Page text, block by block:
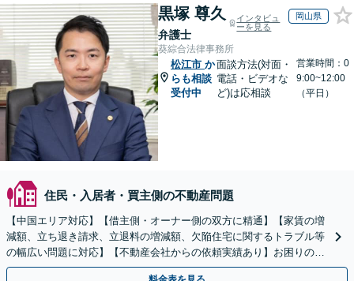
黒塚 尊久
弁護士
インタビュ
ーを見る
岡山県
葵綜合法律事務所
松江市 か
らも相談
受付中
面談方法(対面・
電話・ビデオな
ど)は応相談
営業時間：0
9:00~12:00
（平日）
住民・入居者・買主側の不動産問題
【中国エリア対応】【借主側・オーナー側の双方に精通】【家賃の増
減額、立ち退き請求、立退料の増減額、欠陥住宅に関するトラブル等
の幅広い問題に対応】【不動産会社からの依頼実績あり】お困りの際
はご連絡ください。迅速かつ丁寧に対応いたします。